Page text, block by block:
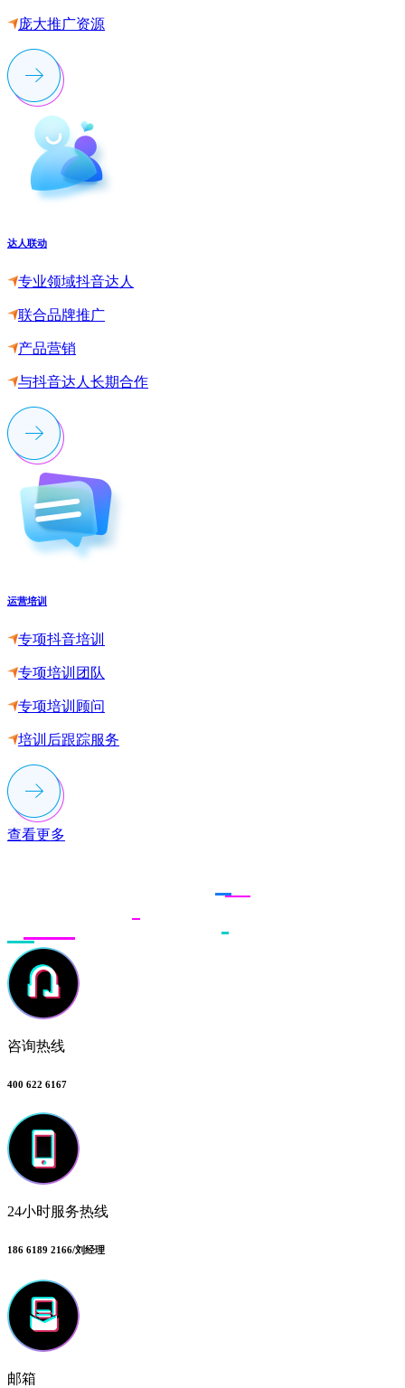
庞大推广资源
达人联动
专业领域抖音达人
联合品牌推广
产品营销
与抖音达人长期合作
运营培训
专项抖音培训
专项培训团队
专项培训顾问
培训后跟踪服务
查看更多
咨询热线
400 622 6167
24小时服务热线
186 6189 2166/刘经理
邮箱